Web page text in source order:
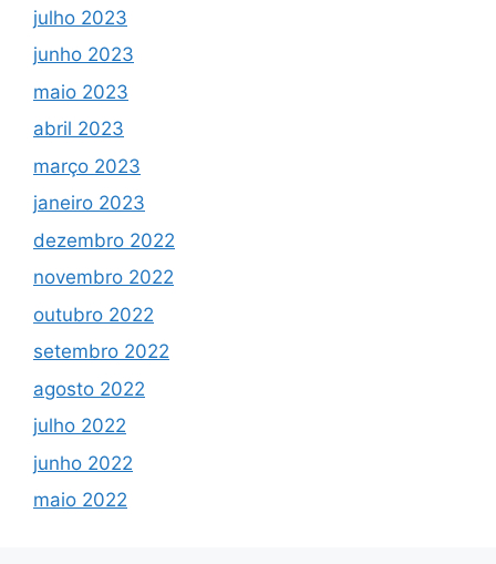
julho 2023
junho 2023
maio 2023
abril 2023
março 2023
janeiro 2023
dezembro 2022
novembro 2022
outubro 2022
setembro 2022
agosto 2022
julho 2022
junho 2022
maio 2022